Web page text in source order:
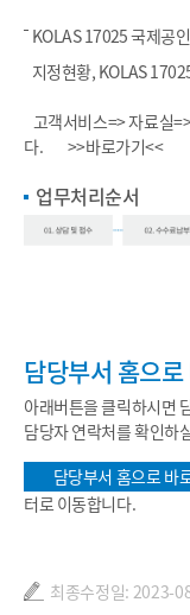
KOLAS 17025 국제공
지정현황, KOLAS
고객서비스=> 자료실
다. >>바로가기<<
업무처리순서
담당부서 홈으
아래버튼을 클릭하시면
담당자 연락처를 확인하
담당부서 홈으로 바
터로 이동합니다.
최종수정일: 2023-